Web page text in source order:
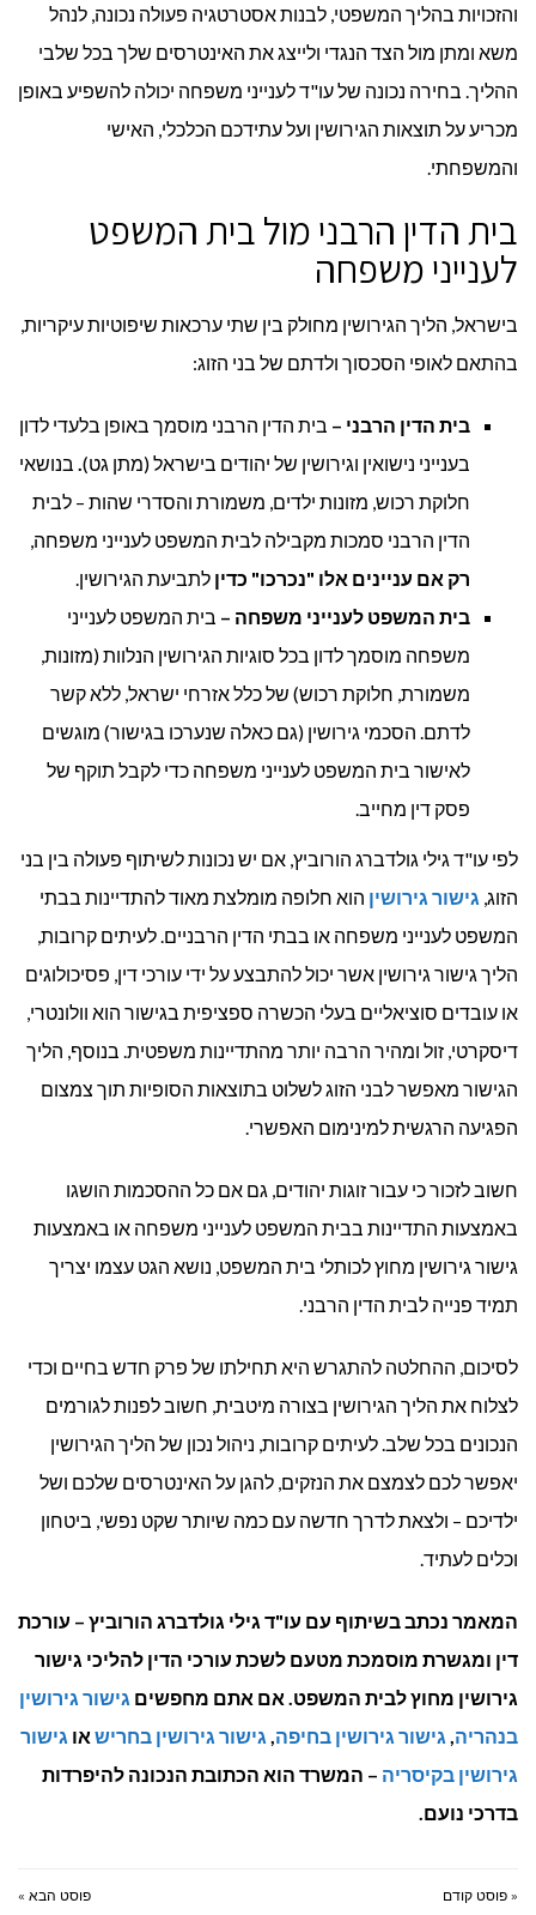
והזכויות בהליך המשפטי, לבנות אסטרטגיה פעולה נכונה, לנהל
משא ומתן מול הצד הנגדי ולייצג את האינטרסים שלך בכל שלבי
ההליך. בחירה נכונה של עו"ד לענייני משפחה יכולה להשפיע באופן
מכריע על תוצאות הגירושין ועל עתידכם הכלכלי, האישי
והמשפחתי.
בית הדין הרבני מול בית המשפט
לענייני משפחה
בישראל, הליך הגירושין מחולק בין שתי ערכאות שיפוטיות עיקריות,
בהתאם לאופי הסכסוך ולדתם של בני הזוג:
בית הדין הרבני – בית הדין הרבני מוסמך באופן בלעדי לדון
בענייני נישואין וגירושין של יהודים בישראל (מתן גט). בנושאי
חלוקת רכוש, מזונות ילדים, משמורת והסדרי שהות – לבית
הדין הרבני סמכות מקבילה לבית המשפט לענייני משפחה,
רק אם עניינים אלו "נכרכו" כדין לתביעת הגירושין.
בית המשפט לענייני משפחה – בית המשפט לענייני
משפחה מוסמך לדון בכל סוגיות הגירושין הנלוות (מזונות,
משמורת, חלוקת רכוש) של כלל אזרחי ישראל, ללא קשר
לדתם. הסכמי גירושין (גם כאלה שנערכו בגישור) מוגשים
לאישור בית המשפט לענייני משפחה כדי לקבל תוקף של
פסק דין מחייב.
לפי עו"ד גילי גולדברג הורוביץ, אם יש נכונות לשיתוף פעולה בין בני
הזוג, גישור גירושין הוא חלופה מומלצת מאוד להתדיינות בבתי
המשפט לענייני משפחה או בבתי הדין הרבניים. לעיתים קרובות,
הליך גישור גירושין אשר יכול להתבצע על ידי עורכי דין, פסיכולוגים
או עובדים סוציאליים בעלי הכשרה ספציפית בגישור הוא וולונטרי,
דיסקרטי, זול ומהיר הרבה יותר מהתדיינות משפטית. בנוסף, הליך
הגישור מאפשר לבני הזוג לשלוט בתוצאות הסופיות תוך צמצום
הפגיעה הרגשית למינימום האפשרי.
חשוב לזכור כי עבור זוגות יהודים, גם אם כל ההסכמות הושגו
באמצעות התדיינות בבית המשפט לענייני משפחה או באמצעות
גישור גירושין מחוץ לכותלי בית המשפט, נושא הגט עצמו יצריך
תמיד פנייה לבית הדין הרבני.
לסיכום, ההחלטה להתגרש היא תחילתו של פרק חדש בחיים וכדי
לצלוח את הליך הגירושין בצורה מיטבית, חשוב לפנות לגורמים
הנכונים בכל שלב. לעיתים קרובות, ניהול נכון של הליך הגירושין
יאפשר לכם לצמצם את הנזקים, להגן על האינטרסים שלכם ושל
ילדיכם – ולצאת לדרך חדשה עם כמה שיותר שקט נפשי, ביטחון
וכלים לעתיד.
המאמר נכתב בשיתוף עם עו"ד גילי גולדברג הורוביץ – עורכת
דין ומגשרת מוסמכת מטעם לשכת עורכי הדין להליכי גישור
גירושין מחוץ לבית המשפט. אם אתם מחפשים גישור גירושין
בנהריה, גישור גירושין בחיפה, גישור גירושין בחריש או גישור
גירושין בקיסריה – המשרד הוא הכתובת הנכונה להיפרדות
בדרכי נועם.
« פוסט קודם פוסט הבא »